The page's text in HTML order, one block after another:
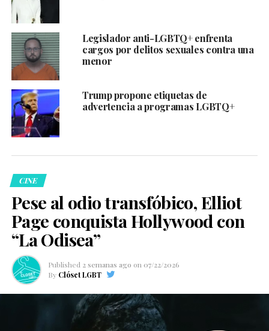
Legislador anti-LGBTQ+ enfrenta
cargos por delitos sexuales contra una
menor
Trump propone etiquetas de
advertencia a programas LGBTQ+
CINE
Pese al odio transfóbico, Elliot
Page conquista Hollywood con
“La Odisea”
Published 2 semanas ago on 07/22/2026
By Clóset LGBT